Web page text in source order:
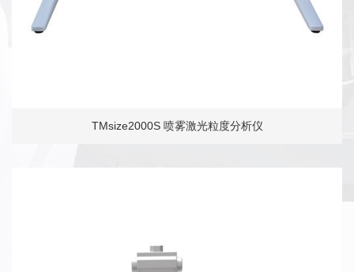
TMsize2000S 喷雾激光粒度分析仪